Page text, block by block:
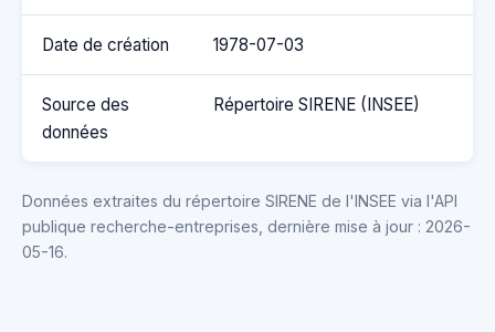
Date de création 1978-07-03
Source des
données
Répertoire SIRENE (INSEE)
Données extraites du répertoire SIRENE de l'INSEE via l'API
publique recherche-entreprises, dernière mise à jour : 2026-
05-16.